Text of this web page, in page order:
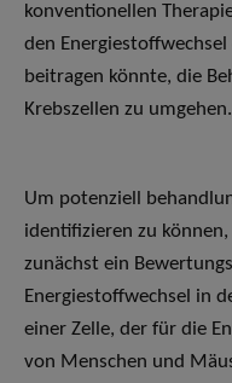
konventionellen
den
beitragen könnte, die
Krebszellen zu umgehen.
Um potenziell
identifizieren zu
zunächst ein
Energiestoffwechsel in
einer Zelle, der für die
von Menschen und